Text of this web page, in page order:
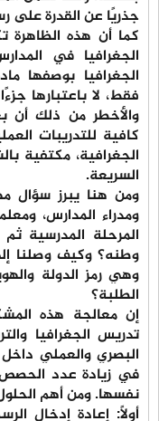
جذريًا عن القدرة على
كما أن هذه
الجغرافيا في
الجغرافيا بوصفها
فقط، لا باعتبارها
والأخطر من ذلك
كافية للتدريبات
الجغرافية، مكتفية
السريعة.
ومن هنا يبرز سؤال
ومدراء المدارس،
المرحلة المدرسية
وطنه؟ وكيف وصلنا
وهي رمز الدولة
الطلبة؟
إن معالجة هذه
تدريس الجغرافيا
البصري والعملي
في زيادة عدد
نفسها. ومن أهم
أولًا: إعادة إدخال